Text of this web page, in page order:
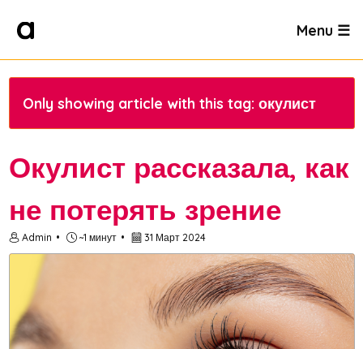
Menu ☰
Only showing article with this tag: окулист
Окулист рассказала, как
не потерять зрение
Admin ~1 минут 31 Март 2024